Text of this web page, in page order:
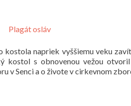
Plagát osláv
napriek vyššiemu veku
kostol s obnovenou vežou
v Senci a o živote v cirkevnom